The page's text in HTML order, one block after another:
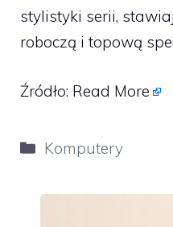
stylistyki serii,
roboczą i topową
Źródło: Read More
Kategorie
Komputery